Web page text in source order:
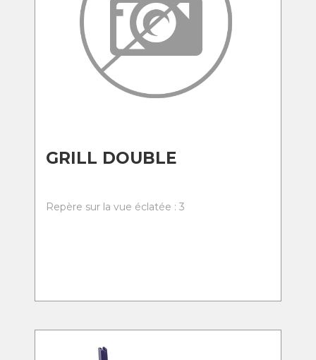
GRILL DOUBLE
Repère sur la vue éclatée : 3